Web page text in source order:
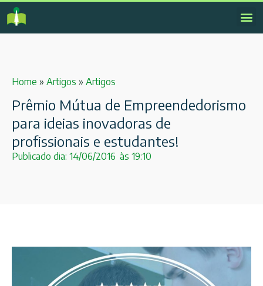
Home » Artigos » Artigos
Prêmio Mútua de Empreendedorismo
para ideias inovadoras de
profissionais e estudantes!
Publicado dia: 14/06/2016 às 19:10